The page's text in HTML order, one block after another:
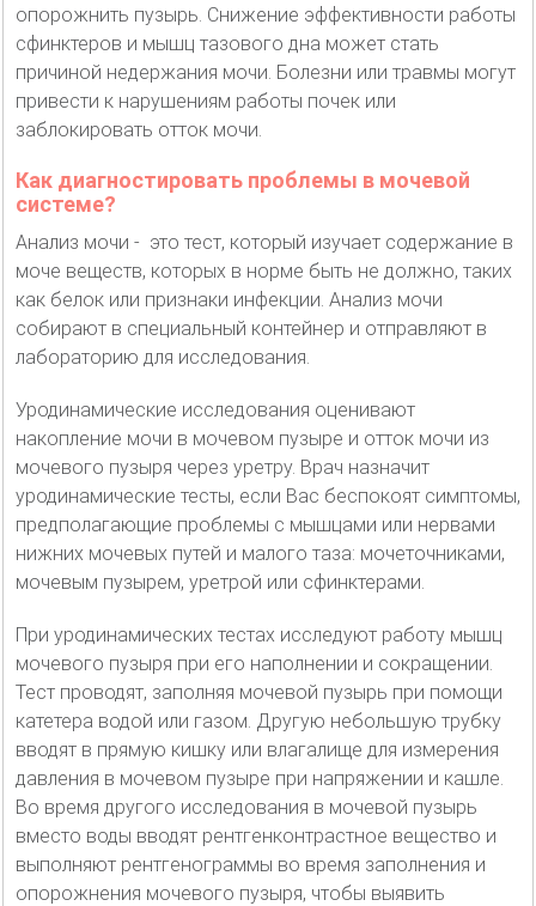
опорожнить пузырь. Снижение эффективности работы
сфинктеров и мышц тазового дна может стать
причиной недержания мочи. Болезни или травмы могут
привести к нарушениям работы почек или
заблокировать отток мочи.
Как диагностировать проблемы в мочевой
системе?
Анализ мочи - это тест, который изучает содержание в
моче веществ, которых в норме быть не должно, таких
как белок или признаки инфекции. Анализ мочи
собирают в специальный контейнер и отправляют в
лабораторию для исследования.
Уродинамические исследования оценивают
накопление мочи в мочевом пузыре и отток мочи из
мочевого пузыря через уретру. Врач назначит
уродинамические тесты, если Вас беспокоят симптомы,
предполагающие проблемы с мышцами или нервами
нижних мочевых путей и малого таза: мочеточниками,
мочевым пузырем, уретрой или сфинктерами.
При уродинамических тестах исследуют работу мышц
мочевого пузыря при его наполнении и сокращении.
Тест проводят, заполняя мочевой пузырь при помощи
катетера водой или газом. Другую небольшую трубку
вводят в прямую кишку или влагалище для измерения
давления в мочевом пузыре при напряжении и кашле.
Во время другого исследования в мочевой пузырь
вместо воды вводят рентгенконтрастное вещество и
выполняют рентгенограммы во время заполнения и
опорожнения мочевого пузыря, чтобы выявить